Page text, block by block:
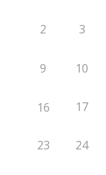
2 3
9 10
16 17
23 24